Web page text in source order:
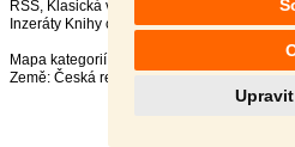
RSS,
Inzeráty Knihy celkem:36807, za 24 hodin:
Mapa kategorií
Země: Česká republika